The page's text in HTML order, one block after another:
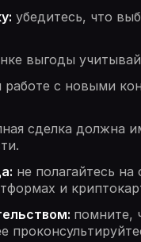
убедитесь, что
выгоды
работе с новыми
сделка должна
не полагайтесь
и
помните,